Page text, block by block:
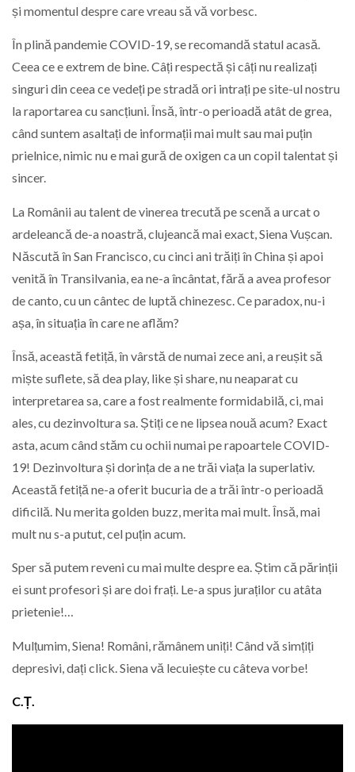
și momentul despre care vreau să vă vorbesc.
În plină pandemie COVID-19, se recomandă statul acasă.
Ceea ce e extrem de bine. Câți respectă și câți nu realizați
singuri din ceea ce vedeți pe stradă ori intrați pe site-ul nostru
la raportarea cu sancțiuni. Însă, într-o perioadă atât de grea,
când suntem asaltați de informații mai mult sau mai puțin
prielnice, nimic nu e mai gură de oxigen ca un copil talentat și
sincer.
La Românii au talent de vinerea trecută pe scenă a urcat o
ardeleancă de-a noastră, clujeancă mai exact, Siena Vușcan.
Născută în San Francisco, cu cinci ani trăiți în China și apoi
venită în Transilvania, ea ne-a încântat, fără a avea profesor
de canto, cu un cântec de luptă chinezesc. Ce paradox, nu-i
așa, în situația în care ne aflăm?
Însă, această fetiță, în vârstă de numai zece ani, a reușit să
miște suflete, să dea play, like și share, nu neaparat cu
interpretarea sa, care a fost realmente formidabilă, ci, mai
ales, cu dezinvoltura sa. Știți ce ne lipsea nouă acum? Exact
asta, acum când stăm cu ochii numai pe rapoartele COVID-
19! Dezinvoltura și dorința de a ne trăi viața la superlativ.
Această fetiță ne-a oferit bucuria de a trăi într-o perioadă
dificilă. Nu merita golden buzz, merita mai mult. Însă, mai
mult nu s-a putut, cel puțin acum.
Sper să putem reveni cu mai multe despre ea. Știm că părinții
ei sunt profesori și are doi frați. Le-a spus juraților cu atâta
prietenie!…
Mulțumim, Siena! Români, rămânem uniți! Când vă simțiți
depresivi, dați click. Siena vă lecuiește cu câteva vorbe!
C.Ț.